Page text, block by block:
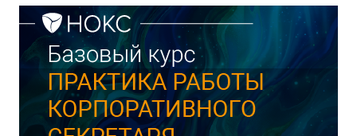
Подписка